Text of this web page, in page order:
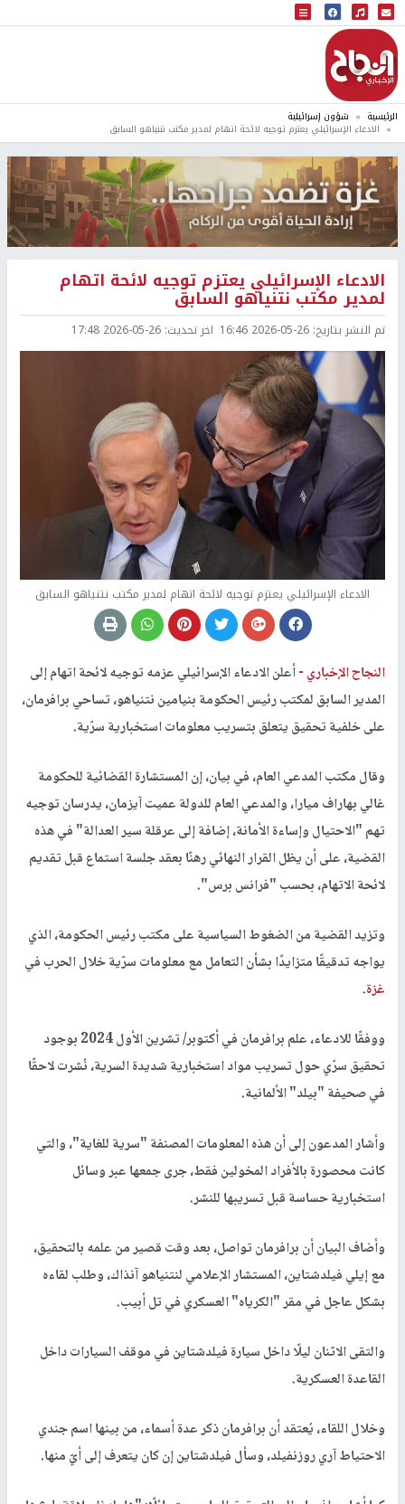
البث المباشر
إذاعة النجاح
الرئيسية شؤون إسرائيلية
الادعاء الإسرائيلي يعتزم توجيه لائحة اتهام لمدير مكتب نتنياهو السابق
الادعاء الإسرائيلي يعتزم توجيه لائحة اتهام
لمدير مكتب نتنياهو السابق
تم النشر بتاريخ: 2026-05-26 16:46 اخر تحديث: 2026-05-26 17:48
الادعاء الإسرائيلي يعتزم توجيه لائحة اتهام لمدير مكتب نتنياهو السابق
النجاح الإخباري -أعلن الادعاء الإسرائيلي عزمه توجيه لائحة اتهام إلى
المدير السابق لمكتب رئيس الحكومة بنيامين نتنياهو، تساحي برافرمان،
على خلفية تحقيق يتعلق بتسريب معلومات استخبارية سرّية.
وقال مكتب المدعي العام، في بيان، إن المستشارة القضائية للحكومة
غالي بهاراف ميارا، والمدعي العام للدولة عميت آيزمان، يدرسان توجيه
تهم "الاحتيال وإساءة الأمانة، إضافة إلى عرقلة سير العدالة" في هذه
القضية، على أن يظل القرار النهائي رهنًا بعقد جلسة استماع قبل تقديم
لائحة الاتهام، بحسب "فرانس برس".
وتزيد القضية من الضغوط السياسية على مكتب رئيس الحكومة، الذي
يواجه تدقيقًا متزايدًا بشأن التعامل مع معلومات سرّية خلال الحرب في
غزة.
ووفقًا للادعاء، علم برافرمان في أكتوبر/ تشرين الأول 2024 بوجود
تحقيق سرّي حول تسريب مواد استخبارية شديدة السرية، نُشرت لاحقًا
في صحيفة "بيلد" الألمانية.
وأشار المدعون إلى أن هذه المعلومات المصنفة "سرية للغاية"، والتي
كانت محصورة بالأفراد المخولين فقط، جرى جمعها عبر وسائل
استخبارية حساسة قبل تسريبها للنشر.
وأضاف البيان أن برافرمان تواصل، بعد وقت قصير من علمه بالتحقيق،
مع إيلي فيلدشتاين، المستشار الإعلامي لنتنياهو آنذاك، وطلب لقاءه
بشكل عاجل في مقر "الكرياه" العسكري في تل أبيب.
والتقى الاثنان ليلًا داخل سيارة فيلدشتاين في موقف السيارات داخل
القاعدة العسكرية.
وخلال اللقاء، يُعتقد أن برافرمان ذكر عدة أسماء، من بينها اسم جندي
الاحتياط آري روزنفيلد، وسأل فيلدشتاين إن كان يتعرف إلى أيّ منها.